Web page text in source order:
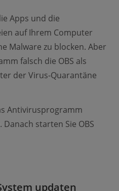
Apps und die
auf Ihrem Computer
Malware zu blocken. Aber
falsch die OBS als
der Virus-Quarantäne
Antivirusprogramm
starten Sie OBS
updaten